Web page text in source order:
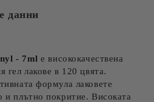
данни
- 7ml е висококачествена
гел лакове в 120 цвята.
формула лаковете
и плътно покритие. Високата